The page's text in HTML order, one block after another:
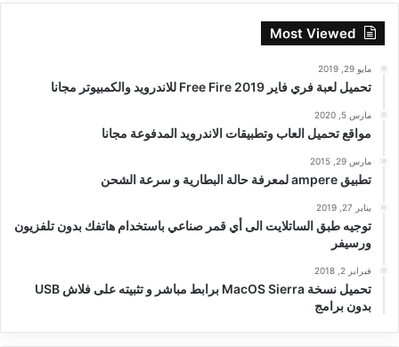
Most Viewed
مايو 29, 2019
تحميل لعبة فري فاير Free Fire 2019 للاندرويد والكمبيوتر مجانا
مارس 5, 2020
مواقع تحميل العاب وتطبيقات الاندرويد المدفوعة مجانا
مارس 29, 2015
تطبيق ampere لمعرفة حالة البطارية و سرعة الشحن
يناير 27, 2019
توجيه طبق الساتلايت الى أي قمر صناعي باستخدام هاتفك بدون تلفزيون
ورسيفر
فبراير 2, 2018
تحميل نسخة MacOS Sierra برابط مباشر و تثبيته على فلاش USB
بدون برامج